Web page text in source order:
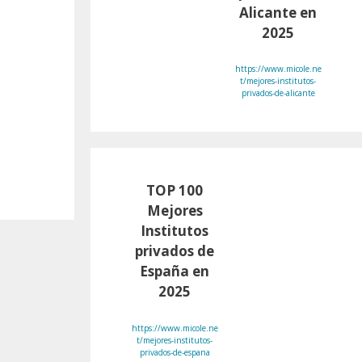
Alicante en
2025
https://www.micole.ne
t/mejores-institutos-
privados-de-alicante
TOP 100
Mejores
Institutos
privados de
España en
2025
https://www.micole.ne
t/mejores-institutos-
privados-de-espana